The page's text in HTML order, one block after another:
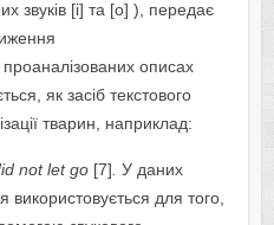
звуків [i] та [o] ), передає
описах
як засіб текстового
тварин, наприклад:
not let go [7]. У даних
використовується для того,